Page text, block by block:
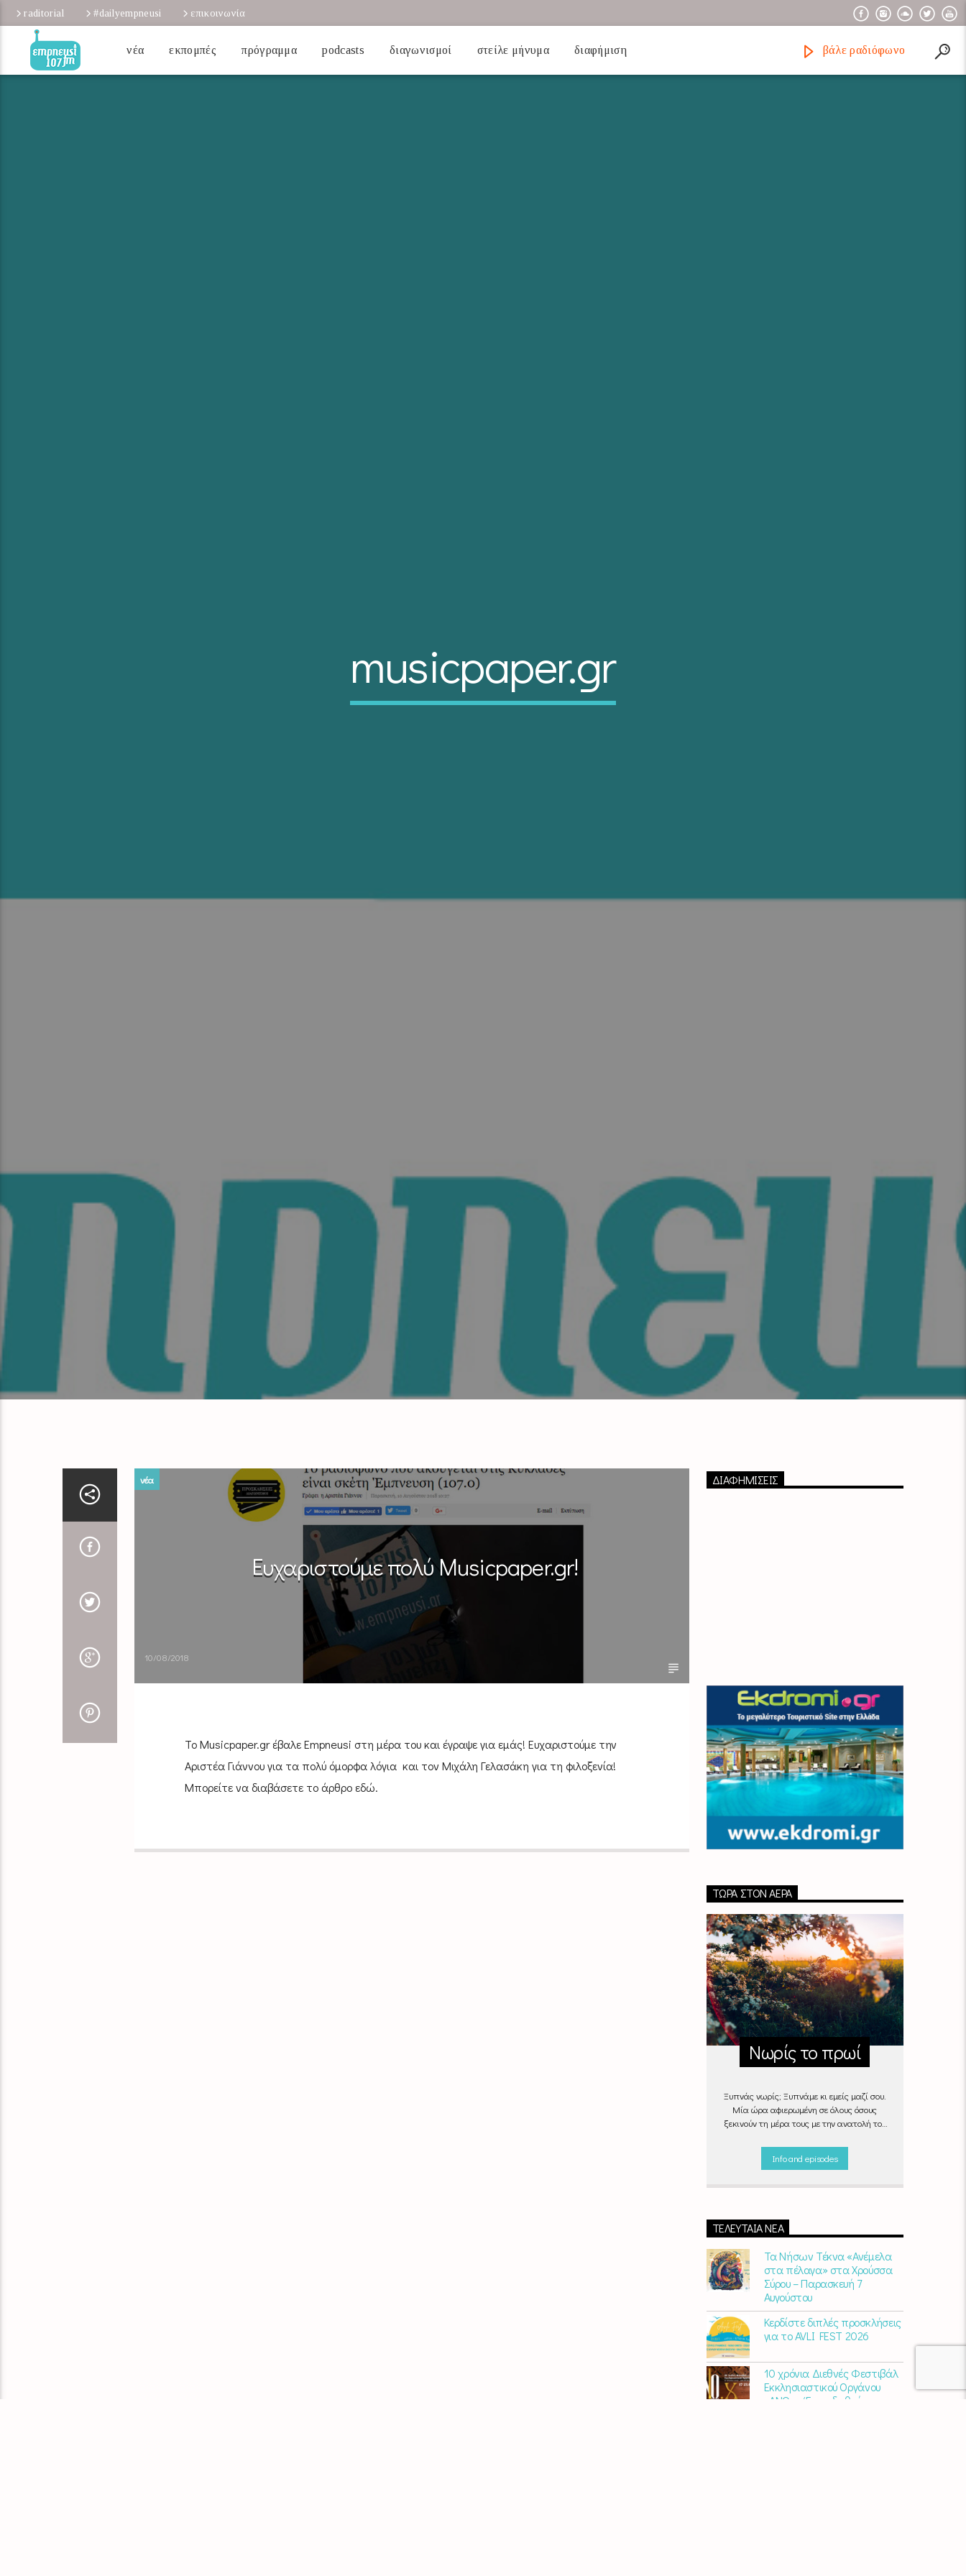
raditorial #dailyempneusi επικοινωνία
νέα εκπομπές πρόγραμμα podcasts διαγωνισμοί στείλε μήνυμα διαφήμιση βάλε ραδιόφωνο
musicpaper.gr
νέα
Ευχαριστούμε πολύ Musicpaper.gr!
10/08/2018
Το Musicpaper.gr έβαλε Empneusi στη μέρα του και έγραψε για εμάς! Ευχαριστούμε την
Αριστέα Γιάννου για τα πολύ όμορφα λόγια και τον Μιχάλη Γελασάκη για τη φιλοξενία!
Μπορείτε να διαβάσετε το άρθρο εδώ.
ΔΙΑΦΗΜΙΣΕΙΣ
ΤΏΡΑ ΣΤΟΝ ΑΈΡΑ
Νωρίς το πρωί
Ξυπνάς νωρίς; Ξυπνάμε κι εμείς μαζί σου.
Μία ώρα αφιερωμένη σε όλους όσους
ξεκινούν τη μέρα τους με την ανατολή του
την πρωινή ρουτίνα πιο ευχάριστη!
"Νωρίς το πρωί" καθημερινά
107 FM
Info and episodes
ΤΕΛΕΥΤΑΊΑ ΝΈΑ
Τα Νήσων Τέκνα «Ανέμελα
στα πέλαγα» στα Χρούσσα
Σύρου – Παρασκευή 7
Αυγούστου
Κερδίστε διπλές προσκλήσεις
για το AVLI FEST 2026
10 χρόνια Διεθνές Φεστιβάλ
Εκκλησιαστικού Οργάνου
«ΑΝΩ» – Ένας διεθνής